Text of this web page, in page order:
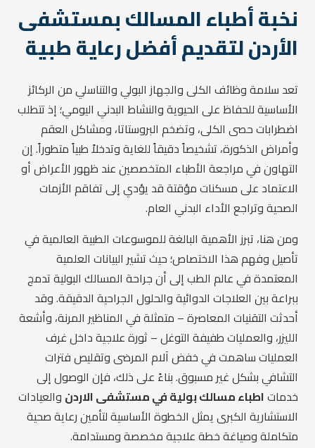
نخبة أطباء المسالك بمستشفى
الأردن لتقديم أفضل رعاية طبية
تعد سلامة وظائف الكلى والجهاز البولي والتناسلي من الركائز
الأساسية للحفاظ على الحيوية والنشاط البدني اليومي؛ إذ تتطلب
اضطرابات حصى الكلى، وتضخم البروستاتا، ومشاكل العقم
وأمراض الذكورة، تشخيصاً دقيقاً للغاية وتدخلاً طبياً متطوراً. إن
التهاون في مراجعة الأطباء المتخصصين عند ظهور الأعراض أو
الاعتماد على مسكنات مؤقتة قد يؤدي إلى تفاقم الأزمات
الصحية وتراجع الأداء البدني العام.
ومن هنا، تبرز الأهمية البالغة للموسوعات الطبية العالمية في
تأصيل وفهم هذا الاختصاص؛ حيث تشير البيانات العلمية
المعتمدة في عالم الطب إلى أن جراحة المسالك البولية تدمج
ببراعة بين العلاجات الدوائية والحلول الجراحية الدقيقة. وقد
أحدثت التقنيات المعاصرة – متمثلة في المناظير المرنة، وأشعة
الليزر، والعمليات طفيفة التوغل – ثورة علاجية داخل غرف
العمليات ساهمت في خفض آلام المرضى وتقليص فترات
التشافي بشكل غير مسبوق. بناءً على ذلك، فإن الوصول إلى
خدماتاطباء مسالك بولية في مستشفى الاردن والعيادات
الاستشارية الكبرى يمثل الخطوة الأساسية لتأمين رعاية صحية
متكاملة وصياغة خطة علاجية مخصصة ومستدامة.